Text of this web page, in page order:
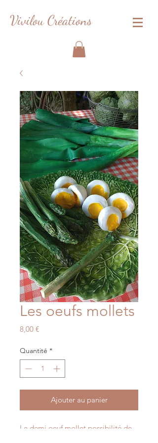
Vivilou Créations
Les oeufs mollets
8,00 €Prix
Quantité *
Ajouter au panier
Le demi oeuf mollet,possibilité de